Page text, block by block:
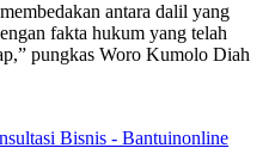
antara dalil yang
fakta hukum yang telah
pungkas Woro Kumolo Diah